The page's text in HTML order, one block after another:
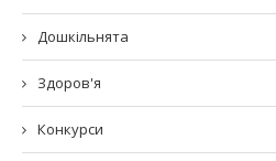
Дошкільнята
Здоров'я
Конкурси